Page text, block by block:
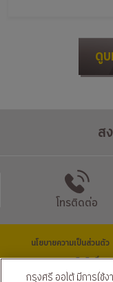
ดู
ส
โทรติดต่อ
นโยบายความเป็นส่วนตัว
© สงวนลิขสิทธิ์
บริษัท อยุธ
กรุงศรี ออโต้ มีการใช้